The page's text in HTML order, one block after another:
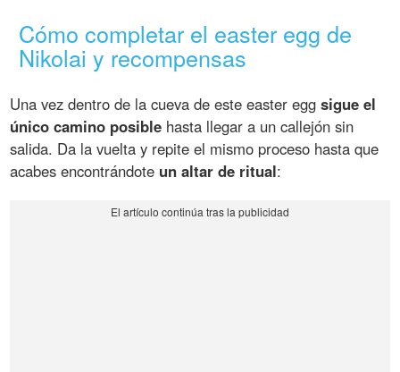
Cómo completar el easter egg de
Nikolai y recompensas
Una vez dentro de la cueva de este easter eggsigue el
único camino posible hasta llegar a un callejón sin
salida. Da la vuelta y repite el mismo proceso hasta que
acabes encontrándote un altar de ritual: